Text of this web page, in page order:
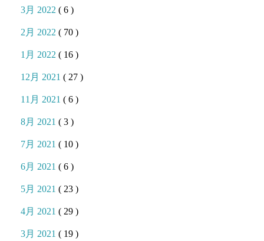
3月 2022( 6 )
2月 2022( 70 )
1月 2022( 16 )
12月 2021( 27 )
11月 2021( 6 )
8月 2021( 3 )
7月 2021( 10 )
6月 2021( 6 )
5月 2021( 23 )
4月 2021( 29 )
3月 2021( 19 )